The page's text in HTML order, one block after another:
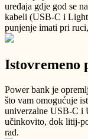
uređaja gdje god se
kabeli (USB-C i
punjenje imati pri
Istovremeno
Power bank je
što vam omogućuje
univerzalne USB-C i
učinkovito, dok litij-
rad.